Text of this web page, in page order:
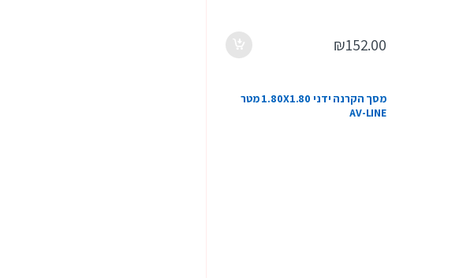
₪152.00
מסך הקרנה ידני 1.80X1.80 מטר
AV-LINE